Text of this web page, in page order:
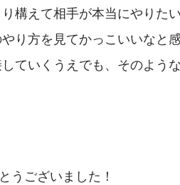
構えて相手が本当にやりた
り方を見てかっこいいなと
ていくうえでも、そのよう
うございました！